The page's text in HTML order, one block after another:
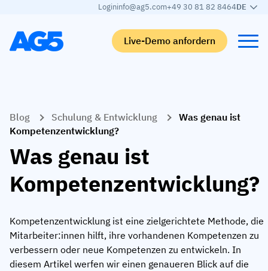
Logininfo@ag5.com+49 30 81 82 8464DE
Live-Demo anfordern
Qualifikationsmatrix
Kompetenzmatrix
Kompetenzbibliothek
Kompetenzmanagement
KI-Skill-Zusammenführung
Mitarbeiter
Nach branche
Automobilbranche
Nahrungsmittelbranche
Logistik
Medizinische Fertigung
Alle Branchen anzeigen
Automobilbranche
Adient
KLM Cargo
Base Logistics
Lernen
AG5 Blog-Beiträge
White papers
Partnerprogramm
Webinars
Support
Blog Schulung & Entwicklung
Was genau ist
Kompetenzentwicklung?
Was genau ist
Kompetenzentwicklung?
Kompetenzentwicklung ist eine zielgerichtete Methode, die
Mitarbeiter:innen hilft, ihre vorhandenen Kompetenzen zu
verbessern oder neue Kompetenzen zu entwickeln. In
diesem Artikel werfen wir einen genaueren Blick auf die